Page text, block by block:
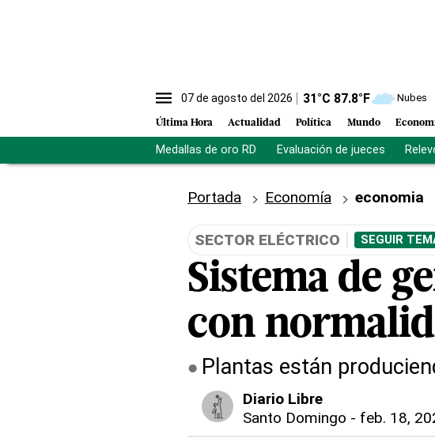
07 de agosto del 2026 31°C 87.8°F Nubes
Última Hora Actualidad Política Mundo
Medallas de oro RD Evaluación de jueces
Portada Economía economia
SECTOR ELÉCTRICO SEGUIR
Sistema de
con
Plantas están
Diario Libre
Santo Domingo - feb. 18,